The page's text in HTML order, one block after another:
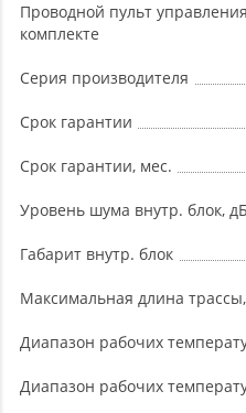
Проводной пульт
комплекте
Серия производителя
Срок гарантии
Срок гарантии, мес.
Уровень шума внутр. блок,
Габарит внутр. блок
Максимальная длина
Диапазон рабочих
Диапазон рабочих